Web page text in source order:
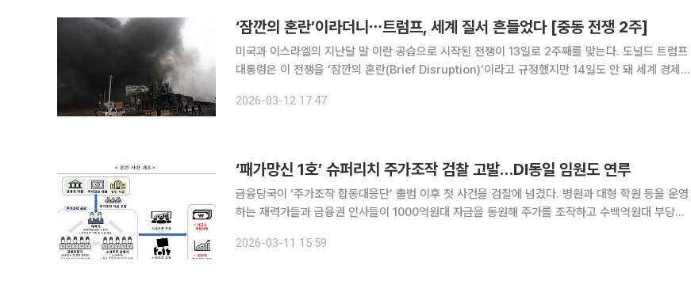
‘잠깐의 혼란’이라더니⋯트럼프, 세계 질서 흔들었다 [중동 전쟁 2주]
미국과 이스라엘의 지난달 말 이란 공습으로 시작된 전쟁이 13일로 2주째를 맞는다. 도널드 트럼프
대통령은 이 전쟁을 ‘잠깐의 혼란(Brief Disruption)’이라고 규정했지만 14일도 안 돼 세계 경제ㆍ
공습은 이제 거의 2주째에 접어들었으며. 이
2026-03-12 17:47
‘패가망신 1호’ 슈퍼리치 주가조작 검찰 고발…DI동일 임원도 연루
금융당국이 ‘주가조작 합동대응단’ 출범 이후 첫 사건을 검찰에 넘겼다. 병원과 대형 학원 등을 운영
하는 재력가들과 금융권 인사들이 1000억원대 자금을 동원해 주가를 조작하고 수백억원대 부당이
학원 등을 운영하는 재력가들과 자산운용사 임원, 금융회사 지점장,
2026-03-11 15:59